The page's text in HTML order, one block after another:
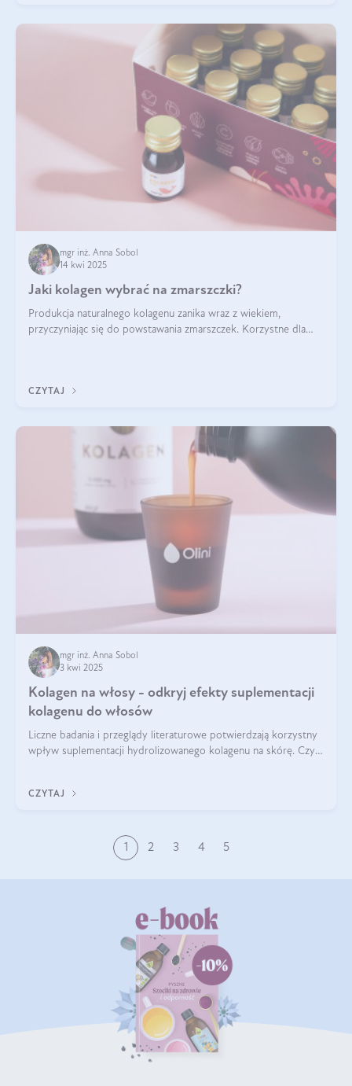
mgr inż. Anna Sobol
14 kwi 2025
Jaki kolagen wybrać na zmarszczki?
Produkcja naturalnego kolagenu zanika wraz z wiekiem,
przyczyniając się do powstawania zmarszczek. Korzystne dla
CZYTAJ
mgr inż. Anna Sobol
3 kwi 2025
Kolagen na włosy - odkryj efekty suplementacji
kolagenu do włosów
Liczne badania i przeglądy literaturowe potwierdzają korzystny
wpływ suplementacji hydrolizowanego kolagenu na skórę. Czy
CZYTAJ
1 2 3 4 5